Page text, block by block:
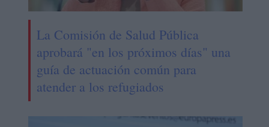
La Comisión de Salud Pública
aprobará "en los próximos días" una
guía de actuación común para
atender a los refugiados